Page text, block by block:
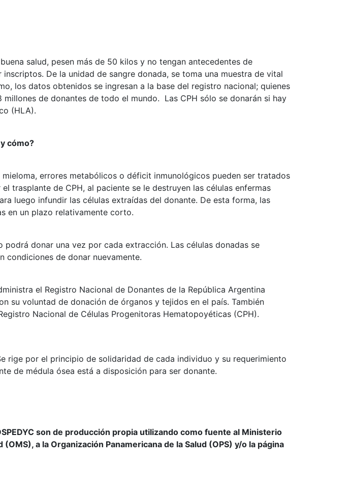
salud, pesen más de 50 kilos y no tengan antecedentes de
De la unidad de sangre donada, se toma una muestra de vital
los datos obtenidos se ingresan a la base del registro nacional; quienes
de donantes de todo el mundo. Las CPH sólo se donarán si hay
(HLA).
cómo?
errores metabólicos o déficit inmunológicos pueden ser tratados
trasplante de CPH, al paciente se le destruyen las células enfermas
luego infundir las células extraídas del donante. De esta forma, las
en un plazo relativamente corto.
donar una vez por cada extracción. Las células donadas se
condiciones de donar nuevamente.
el Registro Nacional de Donantes de la República Argentina
su voluntad de donación de órganos y tejidos en el país. También
Nacional de Células Progenitoras Hematopoyéticas (CPH).
rige por el principio de solidaridad de cada individuo y su requerimiento
de médula ósea está a disposición para ser donante.
son de producción propia utilizando como fuente al Ministerio
a la Organización Panamericana de la Salud (OPS) y/o la página